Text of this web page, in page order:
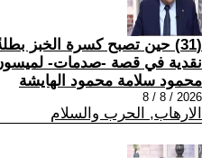
(31) حين تصبح كسرة الخبز
نقدية في قصة -صدمات-
محمود سلامة محمود الهايشة
2026 / 8 / 8
الارهاب, الحرب والسلام